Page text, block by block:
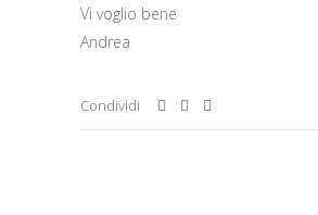
Vi voglio bene
Andrea
Condividi